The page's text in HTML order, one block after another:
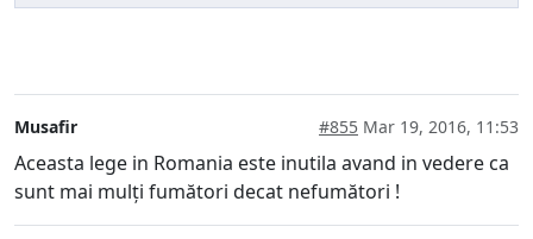
Musafir #855 Mar 19, 2016, 11:53
Aceasta lege in Romania este inutila avand in vedere ca
sunt mai mulți fumători decat nefumători !